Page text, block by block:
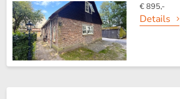
€ 895,-
Details